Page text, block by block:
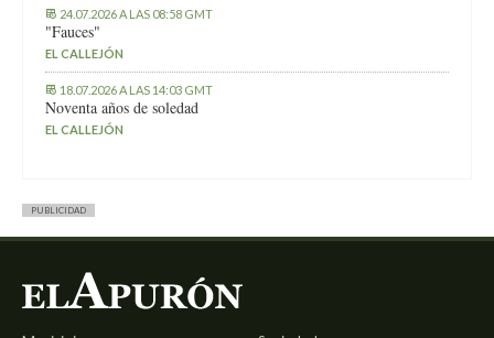
24.07.2026 A LAS 08:58 GMT
"Fauces"
EL CALLEJÓN
18.07.2026 A LAS 14:03 GMT
Noventa años de soledad
EL CALLEJÓN
PUBLICIDAD